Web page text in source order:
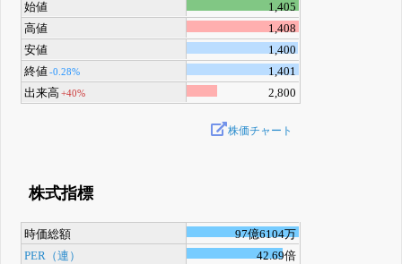
始値
1,405
高値
1,408
安値
1,400
終値-0.28%
1,401
出来高 +40% 2,800
株価チャート
株式指標
時価総額
97億6104万
PER（連）
42.69倍